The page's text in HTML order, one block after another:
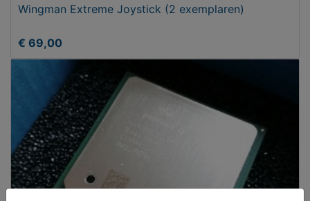
Wingman Extreme Joystick (2 exemplaren)
€ 69,00